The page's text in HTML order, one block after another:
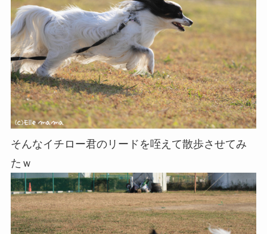
そんなイチロー君のリードを咥えて散歩させてみ
たｗ